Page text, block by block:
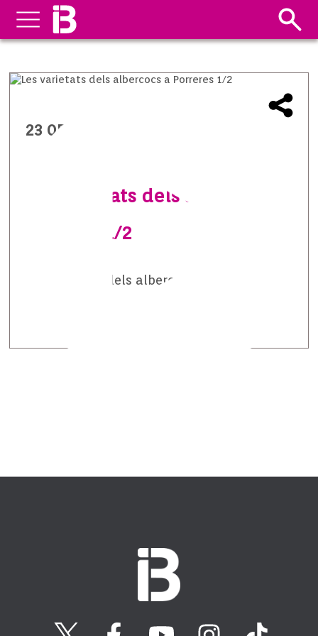
23 05 2014
Les varietats dels albercocs a
Porreres 1/2
Les varietats dels albercocs a Porreres 1/2